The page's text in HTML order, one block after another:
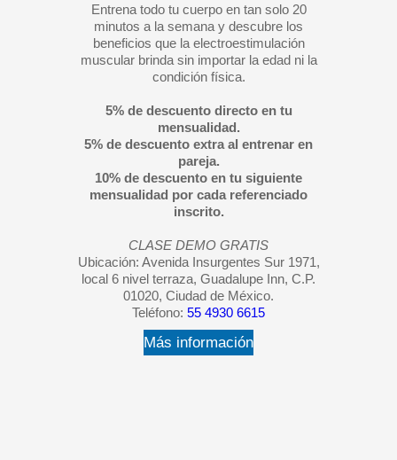
Entrena todo tu cuerpo en tan solo 20
minutos a la semana y descubre los
beneficios que la electroestimulación
muscular brinda sin importar la edad ni la
condición física.
5% de descuento directo en tu
mensualidad.
5% de descuento extra al entrenar en
pareja.
10% de descuento en tu siguiente
mensualidad por cada referenciado
inscrito.
CLASE DEMO GRATIS
Ubicación: Avenida Insurgentes Sur 1971,
local 6 nivel terraza, Guadalupe Inn, C.P.
01020, Ciudad de México.
Teléfono: 55 4930 6615
Más información